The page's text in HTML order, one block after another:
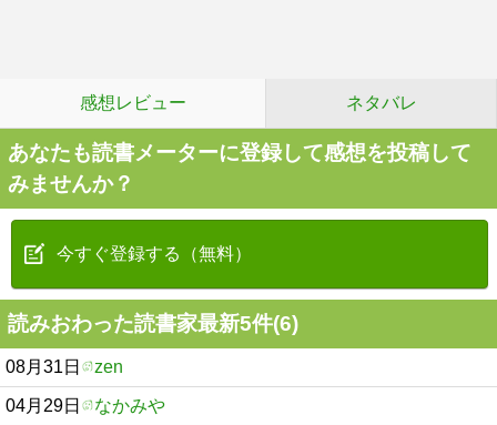
感想レビュー ネタバレ
あなたも読書メーターに登録して感想を投稿して
みませんか？
今すぐ登録する（無料）
読みおわった読書家最新5件(6)
08月31日 zen
04月29日 なかみや